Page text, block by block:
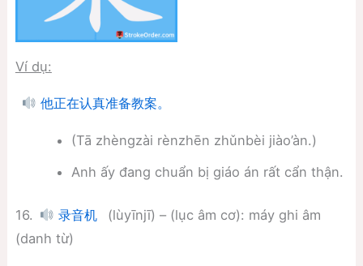
Ví dụ:
他正在认真准备教案。
(Tā zhèngzài rènzhēn zhǔnbèi jiào’àn.)
Anh ấy đang chuẩn bị giáo án rất cẩn thận.
16. 录音机
(lùyīnjī) – (lục âm cơ): máy ghi âm
(danh từ)